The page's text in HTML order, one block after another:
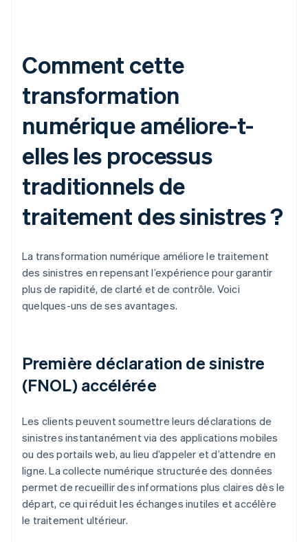
Comment cette
transformation
numérique améliore-t-
elles les processus
traditionnels de
traitement des sinistres ?
La transformation numérique améliore le traitement
des sinistres en repensant l’expérience pour garantir
plus de rapidité, de clarté et de contrôle. Voici
quelques-uns de ses avantages.
Première déclaration de sinistre
(FNOL) accélérée
Les clients peuvent soumettre leurs déclarations de
sinistres instantanément via des applications mobiles
ou des portails web, au lieu d’appeler et d’attendre en
ligne. La collecte numérique structurée des données
permet de recueillir des informations plus claires dès le
départ, ce qui réduit les échanges inutiles et accélère
le traitement ultérieur.